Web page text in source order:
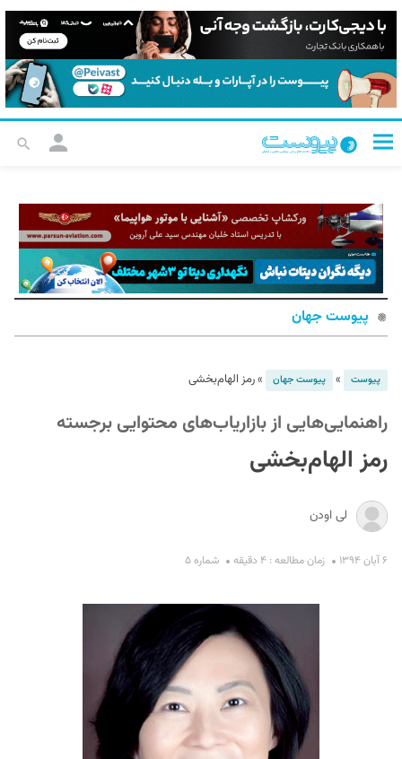
پیوست جهان
پیوست » پیوست جهان »رمز الهام‌بخشی
راهنمایی‌هایی از بازاریاب‌های محتوایی برجسته
رمز الهام‌بخشی
لی اودن
۶ آبان ۱۳۹۴ زمان مطالعه : ۴ دقیقه شماره ۵